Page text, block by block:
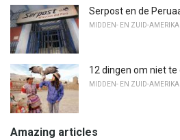
Serpost en de
MIDDEN- EN ZUID-AMERIKA
12 dingen om niet te
MIDDEN- EN ZUID-AMERIKA
Amazing articles